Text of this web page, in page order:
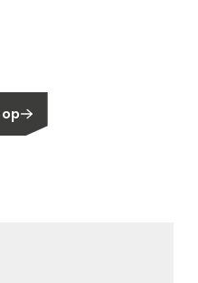
baan in de
Dan ben je hier